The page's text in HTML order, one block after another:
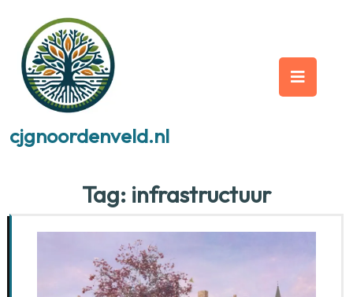
content
cjgnoordenveld.nl
Tag: infrastructuur